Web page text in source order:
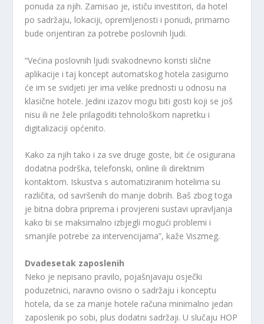
ponuda za njih. Zamisao je, ističu investitori, da hotel
po sadržaju, lokaciji, opremljenosti i ponudi, primarno
bude orijentiran za potrebe poslovnih ljudi.
“Većina poslovnih ljudi svakodnevno koristi slične
aplikacije i taj koncept automatskog hotela zasigurno
će im se svidjeti jer ima velike prednosti u odnosu na
klasične hotele. Jedini izazov mogu biti gosti koji se još
nisu ili ne žele prilagoditi tehnološkom napretku i
digitalizaciji općenito.
Kako za njih tako i za sve druge goste, bit će osigurana
dodatna podrška, telefonski, online ili direktnim
kontaktom. Iskustva s automatiziranim hotelima su
različita, od savršenih do manje dobrih. Baš zbog toga
je bitna dobra priprema i provjereni sustavi upravljanja
kako bi se maksimalno izbjegli mogući problemi i
smanjile potrebe za intervencijama”, kaže Viszmeg.
Dvadesetak zaposlenih
Neko je nepisano pravilo, pojašnjavaju osječki
poduzetnici, naravno ovisno o sadržaju i konceptu
hotela, da se za manje hotele računa minimalno jedan
zaposlenik po sobi, plus dodatni sadržaji. U slučaju HOP